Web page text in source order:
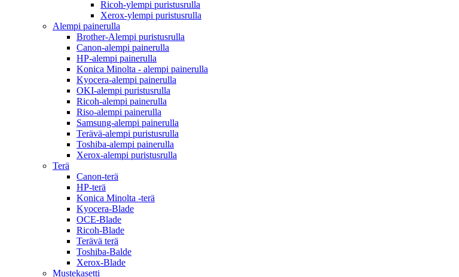
Ricoh-ylempi puristusrulla
Xerox-ylempi puristusrulla
Alempi painerulla
Brother-Alempi puristusrulla
Canon-alempi painerulla
HP-alempi painerulla
Konica Minolta - alempi painerulla
Kyocera-alempi painerulla
OKI-alempi puristusrulla
Ricoh-alempi painerulla
Riso-alempi painerulla
Samsung-alempi painerulla
Terävä-alempi puristusrulla
Toshiba-alempi painerulla
Xerox-alempi puristusrulla
Terä
Canon-terä
HP-terä
Konica Minolta -terä
Kyocera-Blade
OCE-Blade
Ricoh-Blade
Terävä terä
Toshiba-Balde
Xerox-Blade
Mustekasetti